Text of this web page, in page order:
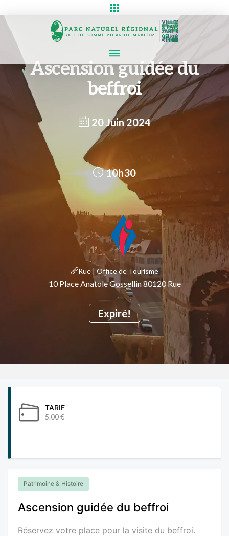
Ascension guidée du
beffroi
20 Juin 2024
Expiré!
10h30
Rue | Office de Tourisme
10 Place Anatole Gossellin 80120 Rue
TARIF
5.00 €
Patrimoine & Histoire
Ascension guidée du beffroi
Réservez votre place pour la visite du beffroi.